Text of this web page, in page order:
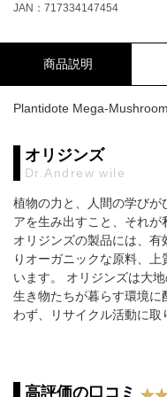
JAN：717334147454
商品説明
Plantidote Mega-
オリジンズ
Dr.Andrew wile
植物の力と、人間の学びが
アを生み出すこと、それが
オリジンズの製品には、
りオーガニックな原料、
います。 オリジンズは大
生き物たちが暮らす環境
わず、リサイクル活動に取
高評価の口コミ